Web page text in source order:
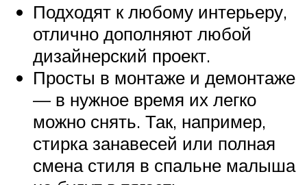
Подходят к любому интерьеру,
отлично дополняют любой
дизайнерский проект.
Просты в монтаже и демонтаже
— в нужное время их легко
можно снять. Так, например,
стирка занавесей или полная
смена стиля в спальне малыша